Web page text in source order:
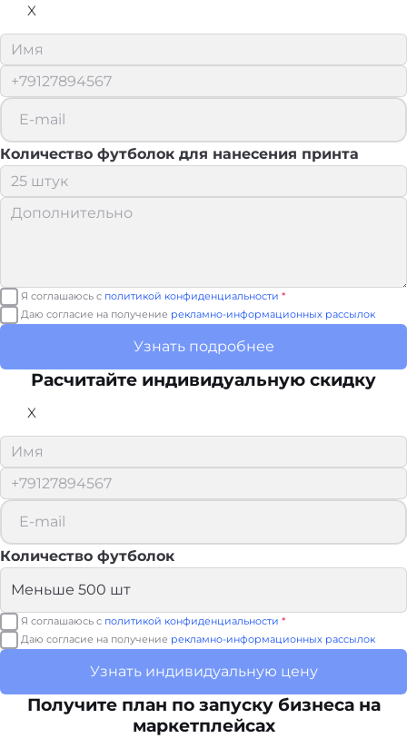
X
Количество футболок для нанесения принта
Я соглашаюсь с политикой конфиденциальности *
Даю согласие на получение рекламно-информационных рассылок
Узнать подробнее
Расчитайте индивидуальную скидку
X
Количество футболок
Я соглашаюсь с политикой конфиденциальности *
Даю согласие на получение рекламно-информационных рассылок
Узнать индивидуальную цену
Получите план по запуску бизнеса на
маркетплейсах